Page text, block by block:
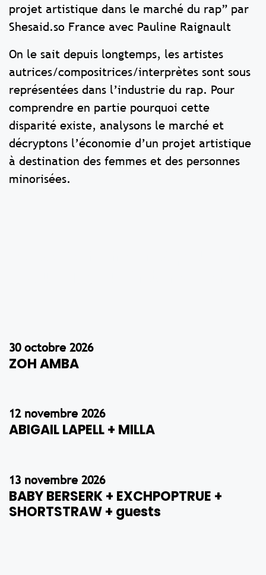
projet artistique dans le marché du rap” par
Shesaid.so France avec Pauline Raignault
On le sait depuis longtemps, les artistes
autrices/compositrices/interprètes sont sous
représentées dans l’industrie du rap. Pour
comprendre en partie pourquoi cette
disparité existe, analysons le marché et
décryptons l’économie d’un projet artistique
à destination des femmes et des personnes
minorisées.
30 octobre 2026
ZOH AMBA
12 novembre 2026
ABIGAIL LAPELL + MILLA
13 novembre 2026
BABY BERSERK + EXCHPOPTRUE +
SHORTSTRAW + guests